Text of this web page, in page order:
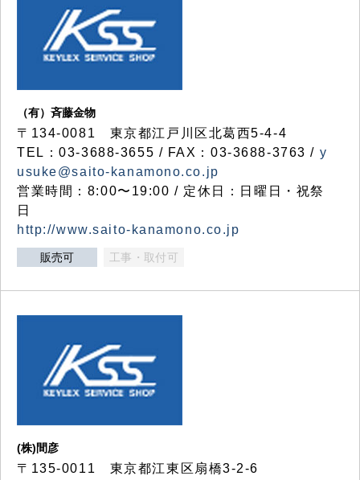
（有）斉藤金物
〒134-0081 東京都江戸川区北葛西5-4-4
TEL：03-3688-3655 / FAX：03-3688-3763 / y
usuke@saito-kanamono.co.jp
営業時間：8:00〜19:00 / 定休日：日曜日・祝祭
日
http://www.saito-kanamono.co.jp
販売可 工事・取付可
(株)間彦
〒135-0011 東京都江東区扇橋3-2-6